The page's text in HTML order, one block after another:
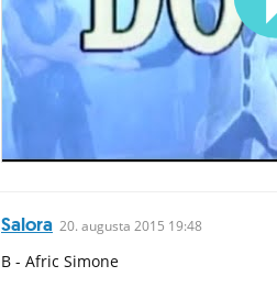
Salora 20. augusta 2015 19:48
B - Afric Simone